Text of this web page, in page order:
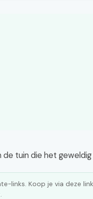
tuin die het
links. Koop je via deze